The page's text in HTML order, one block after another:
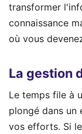
transformer
connaissance
où vous
La gestion
Le temps file à
plongé dans un
vos efforts. Si